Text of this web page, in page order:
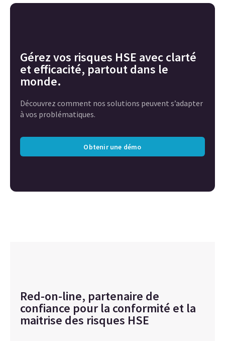
Gérez vos risques HSE avec clarté
et efficacité, partout dans le
monde.
Découvrez comment nos solutions peuvent s’adapter
à vos problématiques.
Obtenir une démo
Red-on-line, partenaire de
confiance pour la conformité et la
maitrise des risques HSE